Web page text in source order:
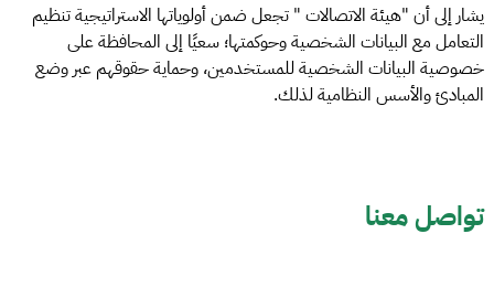
يشار إلى أن "هيئة الاتصالات " تجعل ضمن أولوياتها الاستراتيجية تنظيم
التعامل مع البيانات الشخصية وحوكمتها؛ سعيًا إلى المحافظة على
خصوصية البيانات الشخصية للمستخدمين، وحماية حقوقهم عبر وضع
المبادئ والأسس النظامية لذلك.
تواصل معنا